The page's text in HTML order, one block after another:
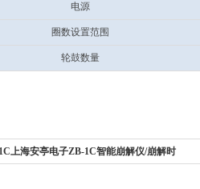
电源
圈数设置范围
轮鼓数量
上海安亭电子ZB-1C智能崩解仪/崩解时